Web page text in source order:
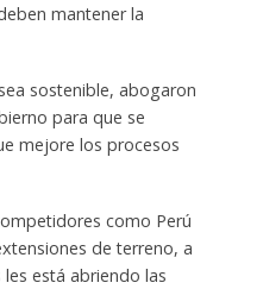
mantener la
sostenible, abogaron
para que se
mejore los procesos
como Perú
de terreno, a
está abriendo las